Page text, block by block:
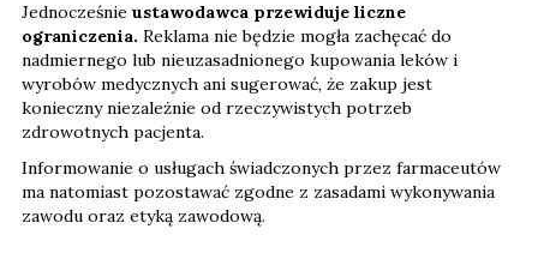
Jednocześnie ustawodawca przewiduje liczne
ograniczenia. Reklama nie będzie mogła zachęcać do
nadmiernego lub nieuzasadnionego kupowania leków i
wyrobów medycznych ani sugerować, że zakup jest
konieczny niezależnie od rzeczywistych potrzeb
zdrowotnych pacjenta.
Informowanie o usługach świadczonych przez farmaceutów
ma natomiast pozostawać zgodne z zasadami wykonywania
zawodu oraz etyką zawodową.